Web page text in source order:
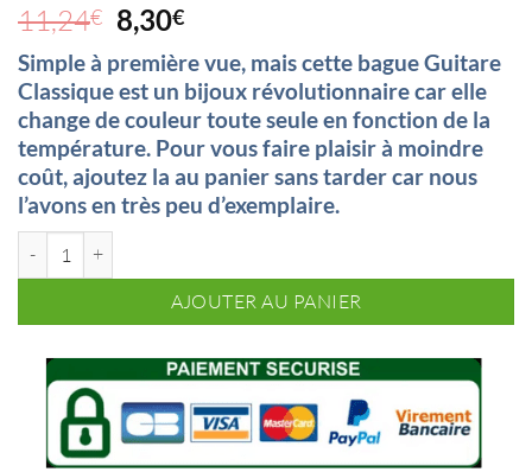
11,24€ Le
prix
initial
était :
11,24€.
8,30€Le
actuel
est :
8,30€.
Simple à première vue, mais cette bague Guitare
Classique est un bijoux révolutionnaire car elle
change de couleur toute seule en fonction de la
température. Pour vous faire plaisir à moindre
coût, ajoutez la au panier sans tarder car nous
l’avons en très peu d’exemplaire.
AJOUTER AU PANIER